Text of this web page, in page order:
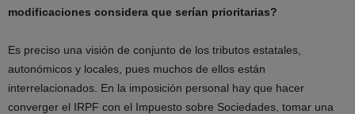
modificaciones considera que serían prioritarias?
Es preciso una visión de conjunto de los tributos estatales,
autonómicos y locales, pues muchos de ellos están
interrelacionados. En la imposición personal hay que hacer
converger el IRPF con el Impuesto sobre Sociedades, tomar una